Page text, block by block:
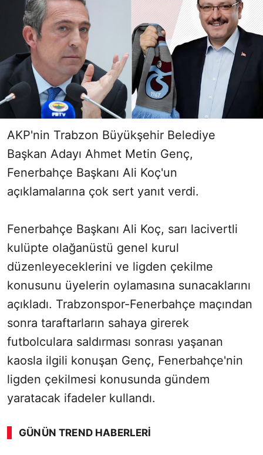
AKP'nin Trabzon Büyükşehir Belediye
Başkan Adayı Ahmet Metin Genç,
Fenerbahçe Başkanı Ali Koç'un
açıklamalarına çok sert yanıt verdi.
Fenerbahçe Başkanı Ali Koç, sarı lacivertli
kulüpte olağanüstü genel kurul
düzenleyeceklerini ve ligden çekilme
konusunu üyelerin oylamasına sunacaklarını
açıkladı. Trabzonspor-Fenerbahçe maçından
sonra taraftarların sahaya girerek
futbolculara saldırması sonrası yaşanan
kaosla ilgili konuşan Genç, Fenerbahçe'nin
ligden çekilmesi konusunda gündem
yaratacak ifadeler kullandı.
GÜNÜN TREND HABERLERI